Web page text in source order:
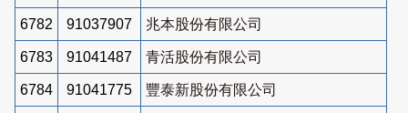
6782 91037907 兆本股份有限公司
6783 91041487 青活股份有限公司
6784 91041775 豐泰新股份有限公司